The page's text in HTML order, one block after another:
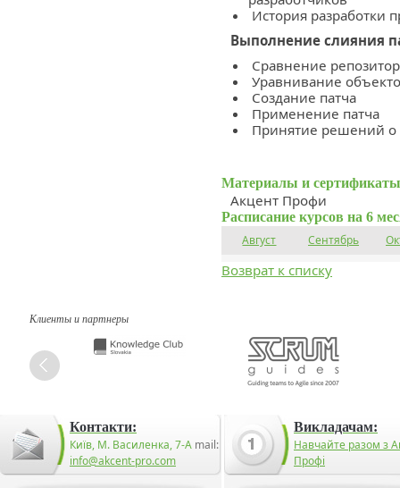
История разработки
Выполнение слияния
Сравнение
Уравнивание
Создание патча
Применение патча
Принятие решений о
Материалы и
Акцент Профи
Расписание курсов на 6
Август Сентябрь
Возврат к списку
Клиенты и партнеры
Контакти:
Київ, М. Василенка, 7-А mail:
info@akcent-pro.com
Викладачам:
Навчайте разом з
Профі